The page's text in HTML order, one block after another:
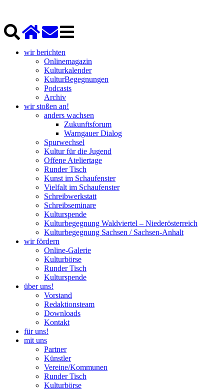
wir berichten
Onlinemagazin
Kulturkalender
KulturBegegnungen
Podcasts
Archiv
wir stoßen an!
anders wachsen
Zukunftsforum
Warngauer Dialog
Spurwechsel
Kultur für die Jugend
Offene Ateliertage
Runder Tisch
Kunst im Schaufenster
Vielfalt im Schaufenster
Schreibwerkstatt
Schreibseminare
Kulturspende
Kulturbegegnung Waldviertel – Niederösterreich
Kulturbegegnung Sachsen / Sachsen-Anhalt
wir fördern
Online-Galerie
Kulturbörse
Runder Tisch
Kulturspende
über uns!
Vorstand
Redaktionsteam
Downloads
Kontakt
für uns!
mit uns
Partner
Künstler
Vereine/Kommunen
Runder Tisch
Kulturbörse